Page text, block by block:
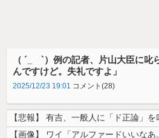
（ ´_ゝ`）例の記者、片山大臣に
んですけど。失礼ですよ」
2025/12/23 19:01 コメント(28)